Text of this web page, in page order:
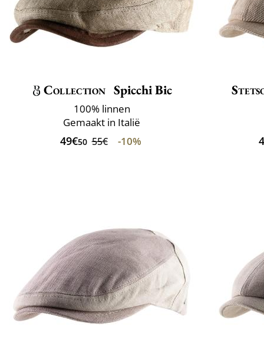
Collection Spicchi Bic
100% linnen
Gemaakt in Italië
49€50 55€ -10%